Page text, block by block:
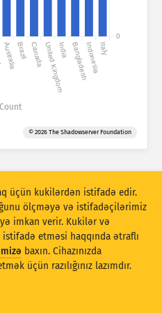
orta Ümumi
olaraq yeniləyir
AustraliaBrazil Canada United Kingdom
India BangladeshIndonesia Italy
0
Count
© 2026 The Shadowserver Foundation
FOUNDATION
əlaqə saxlayın
üçün kukilərdən istifadə edir.
ölçməyə və istifadəçilərimiz
imkan verir. Kukilər və
etməsi haqqında ətraflı
baxın. Cihazınızda
üçün razılığınız lazımdır.